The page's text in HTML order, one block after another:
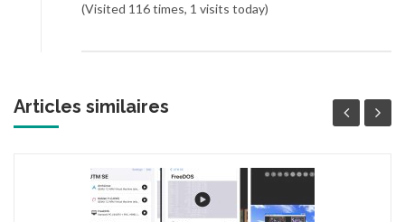
(Visited 116 times, 1 visits today)
Articles similaires